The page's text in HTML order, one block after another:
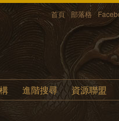
首頁 部落格
進階搜尋 資源聯盟